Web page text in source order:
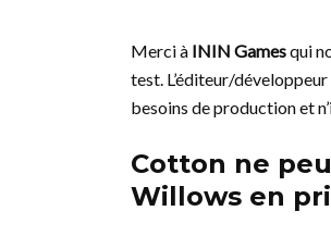
Merci à ININ Gamesqui
test. L’éditeur/
besoins de production et
Cotton ne
Willows en